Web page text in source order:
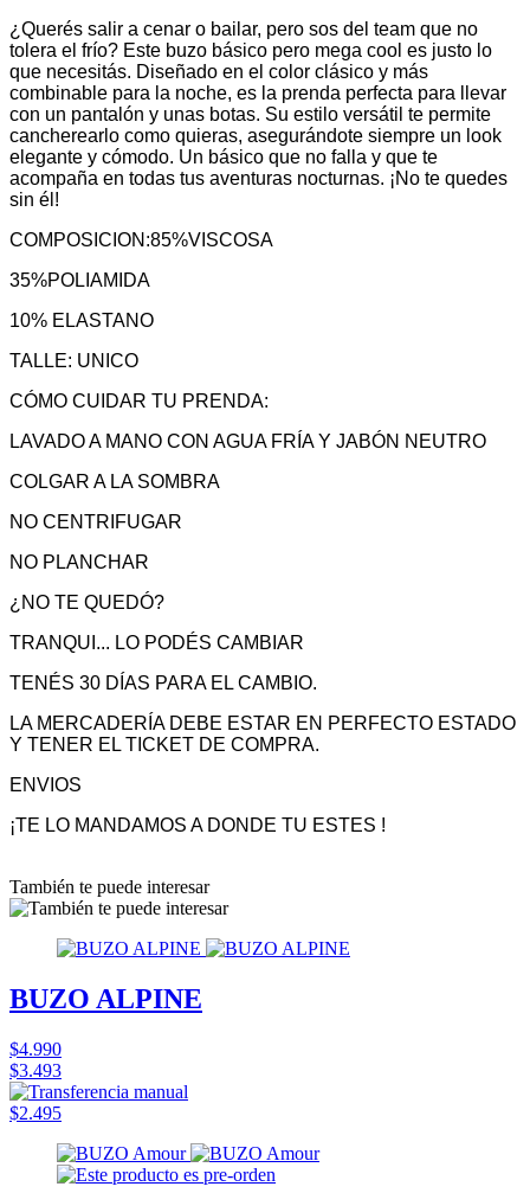
¿Querés salir a cenar o bailar, pero sos del team que no
tolera el frío? Este buzo básico pero mega cool es justo lo
que necesitás. Diseñado en el color clásico y más
combinable para la noche, es la prenda perfecta para llevar
con un pantalón y unas botas. Su estilo versátil te permite
cancherearlo como quieras, asegurándote siempre un look
elegante y cómodo. Un básico que no falla y que te
acompaña en todas tus aventuras nocturnas. ¡No te quedes
sin él!
COMPOSICION:85%VISCOSA
35%POLIAMIDA
10% ELASTANO
TALLE: UNICO
CÓMO CUIDAR TU PRENDA:
LAVADO A MANO CON AGUA FRÍA Y JABÓN NEUTRO
COLGAR A LA SOMBRA
NO CENTRIFUGAR
NO PLANCHAR
¿NO TE QUEDÓ?
TRANQUI... LO PODÉS CAMBIAR
TENÉS 30 DÍAS PARA EL CAMBIO.
LA MERCADERÍA DEBE ESTAR EN PERFECTO ESTADO
Y TENER EL TICKET DE COMPRA.
ENVIOS
¡TE LO MANDAMOS A DONDE TU ESTES !
También te puede interesar
BUZO ALPINE
$4.990
$3.493
$2.495